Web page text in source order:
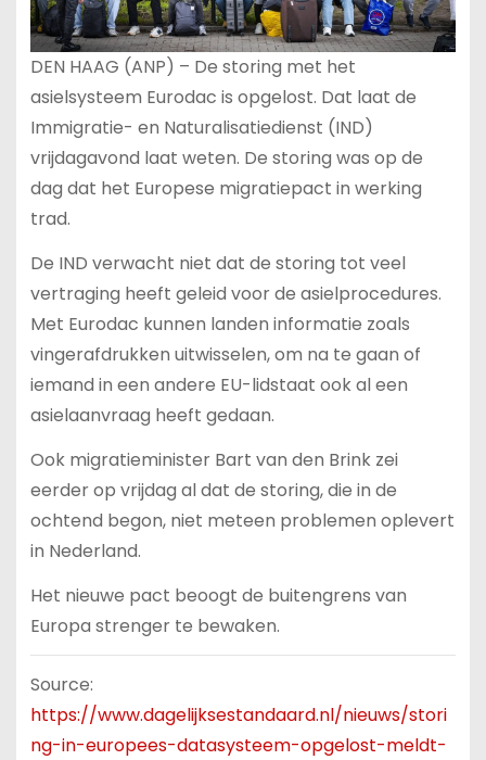
DEN HAAG (ANP) – De storing met het
asielsysteem Eurodac is opgelost. Dat laat de
Immigratie- en Naturalisatiedienst (IND)
vrijdagavond laat weten. De storing was op de
dag dat het Europese migratiepact in werking
trad.
De IND verwacht niet dat de storing tot veel
vertraging heeft geleid voor de asielprocedures.
Met Eurodac kunnen landen informatie zoals
vingerafdrukken uitwisselen, om na te gaan of
iemand in een andere EU-lidstaat ook al een
asielaanvraag heeft gedaan.
Ook migratieminister Bart van den Brink zei
eerder op vrijdag al dat de storing, die in de
ochtend begon, niet meteen problemen oplevert
in Nederland.
Het nieuwe pact beoogt de buitengrens van
Europa strenger te bewaken.
Source:
https://www.dagelijksestandaard.nl/nieuws/stori
ng-in-europees-datasysteem-opgelost-meldt-